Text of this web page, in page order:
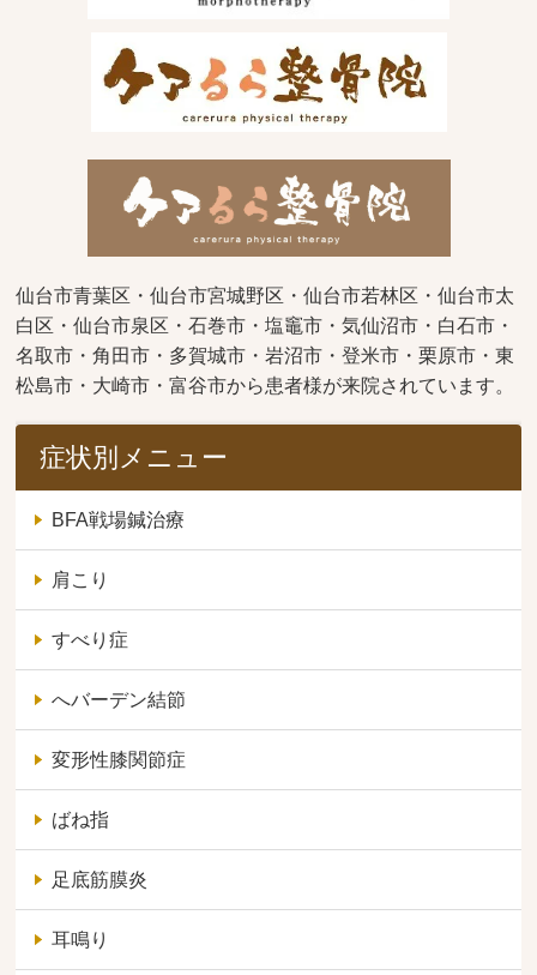
仙台市青葉区・仙台市宮城野区・仙台市若林区・仙台市太
白区・仙台市泉区・石巻市・塩竈市・気仙沼市・白石市・
名取市・角田市・多賀城市・岩沼市・登米市・栗原市・東
松島市・大崎市・富谷市から患者様が来院されています。
症状別メニュー
BFA戦場鍼治療
肩こり
すべり症
へバーデン結節
変形性膝関節症
ばね指
足底筋膜炎
耳鳴り